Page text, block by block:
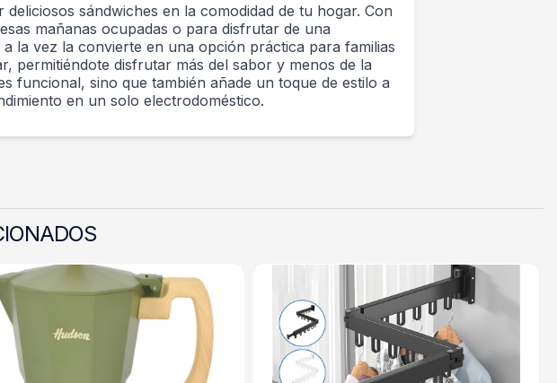
sándwiches en la comodidad de tu hogar. Con
mañanas ocupadas o para disfrutar de una
la vez la convierte en una opción práctica para familias
permitiéndote disfrutar más del sabor y menos de la
funcional, sino que también añade un toque de estilo a
en un solo electrodoméstico.